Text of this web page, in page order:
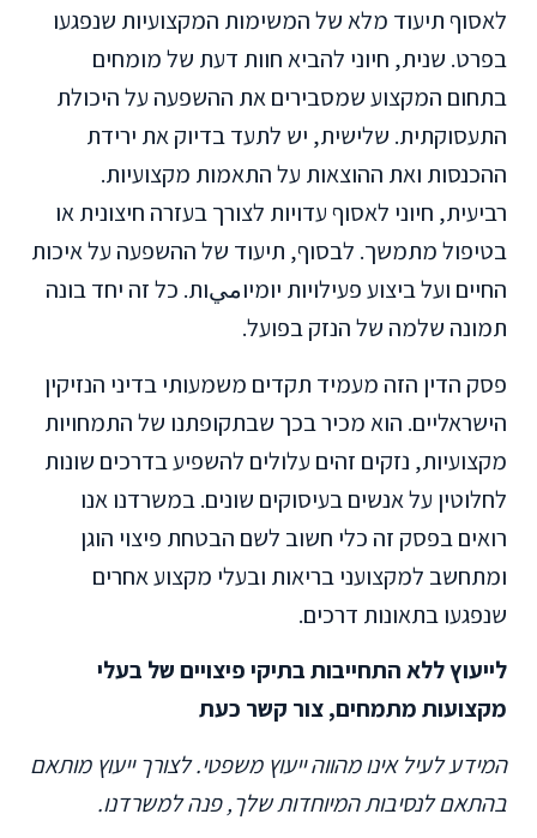
לאסוף תיעוד מלא של המשימות המקצועיות שנפגעו
בפרט. שנית, חיוני להביא חוות דעת של מומחים
בתחום המקצוע שמסבירים את ההשפעה על היכולת
התעסוקתית. שלישית, יש לתעד בדיוק את ירידת
ההכנסות ואת ההוצאות על התאמות מקצועיות.
רביעית, חיוני לאסוף עדויות לצורך בעזרה חיצונית או
בטיפול מתמשך. לבסוף, תיעוד של ההשפעה על איכות
החיים ועל ביצוע פעילויות יומיוميות. כל זה יחד בונה
תמונה שלמה של הנזק בפועל.
פסק הדין הזה מעמיד תקדים משמעותי בדיני הנזיקין
הישראליים. הוא מכיר בכך שבתקופתנו של התמחויות
מקצועיות, נזקים זהים עלולים להשפיע בדרכים שונות
לחלוטין על אנשים בעיסוקים שונים. במשרדנו אנו
רואים בפסק זה כלי חשוב לשם הבטחת פיצוי הוגן
ומתחשב למקצועני בריאות ובעלי מקצוע אחרים
שנפגעו בתאונות דרכים.
לייעוץ ללא התחייבות בתיקי פיצויים של בעלי
מקצועות מתמחים, צור קשר כעת
המידע לעיל אינו מהווה ייעוץ משפטי. לצורך ייעוץ מותאם
בהתאם לנסיבות המיוחדות שלך, פנה למשרדנו.